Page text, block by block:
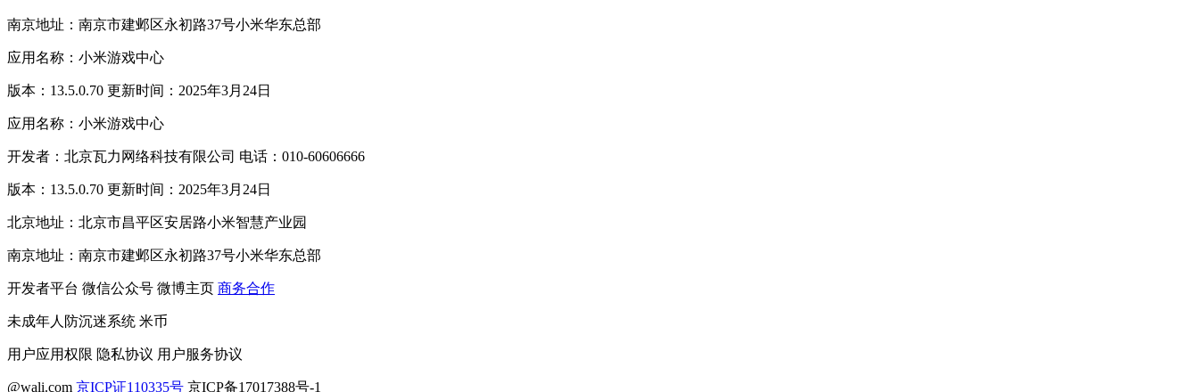
南京地址：南京市建邺区永初路37号小米华东总部
应用名称：小米游戏中心
版本：13.5.0.70 更新时间：2025年3月24日
应用名称：小米游戏中心
开发者：北京瓦力网络科技有限公司 电话：010-60606666
版本：13.5.0.70 更新时间：2025年3月24日
北京地址：北京市昌平区安居路小米智慧产业园
南京地址：南京市建邺区永初路37号小米华东总部
开发者平台 微信公众号 微博主页 商务合作
未成年人防沉迷系统 米币
用户应用权限 隐私协议 用户服务协议
@wali.com 京ICP证110335号 京ICP备17017388号-1